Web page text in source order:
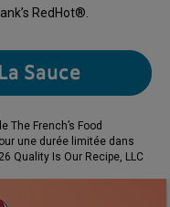
RedHot®.
Sauce
The French’s Food
une durée limitée dans
Quality Is Our Recipe, LLC